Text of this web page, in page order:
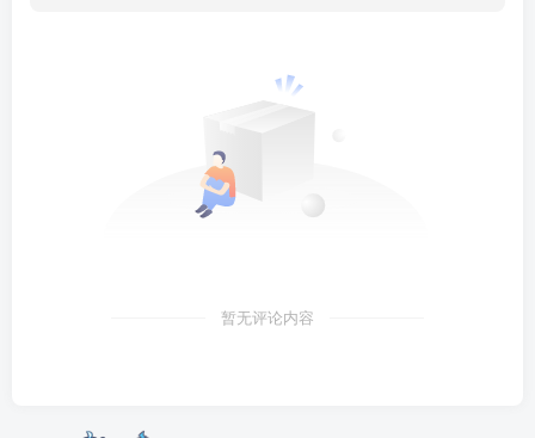
暂无评论内容